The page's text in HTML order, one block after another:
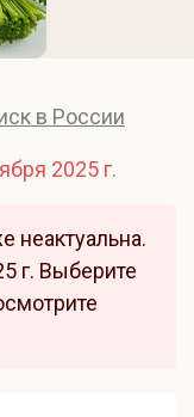
в России
2025 г.
неактуальна.
г. Выберите